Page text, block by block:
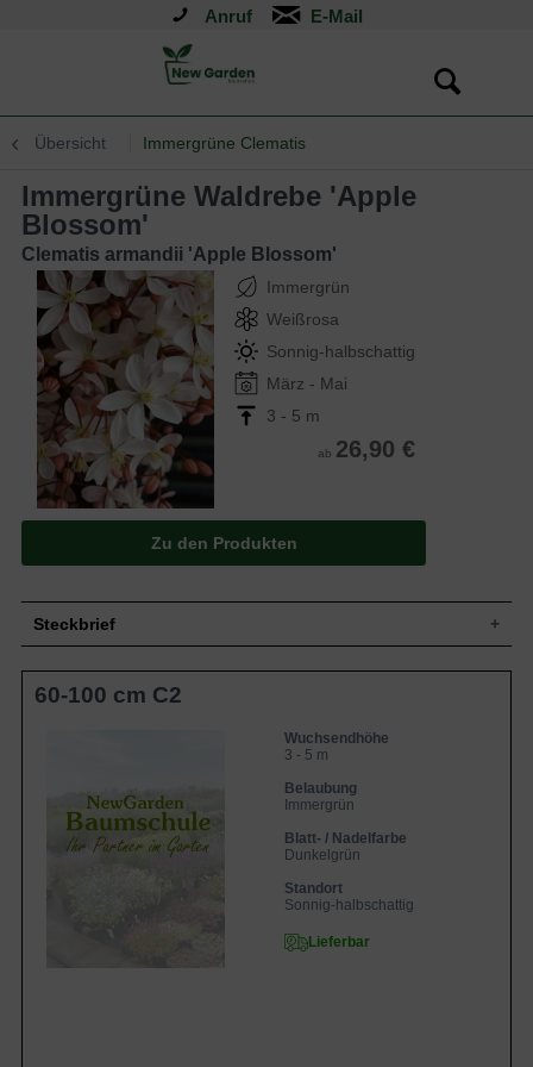
Anruf
Übersicht Immergrüne Clematis
Immergrüne Waldrebe 'Apple
Blossom'
Clematis armandii 'Apple Blossom'
Immergrün
Weißrosa
Sonnig-halbschattig
März - Mai
3 - 5 m
ab 26,90 €
Zu den Produkten
Steckbrief
Wuchs
Mittelgroße Kletterpflanze, aufrecht,
buschig, 300 bis 500 cm hoch und bis zu
Blatt
Immergrün, rhododendronähnlich,
länglich-eiförmig, am Ende zugespitzt,
glatter Rand, ledrig, dunkelgrün, bis zu 10
cm lang
Frucht
Keine
Weiß bis rosa, nach Vanille duftend, reich
blühend, 4 bis 5 cm breit
Blütezeit
Braun, junge Triebe grün
60-100 cm C2
Wuchsendhöhe
3 - 5 m
Belaubung
Immergrün
Blatt- / Nadelfarbe
Dunkelgrün
Standort
Sonnig-halbschattig
Lieferbar